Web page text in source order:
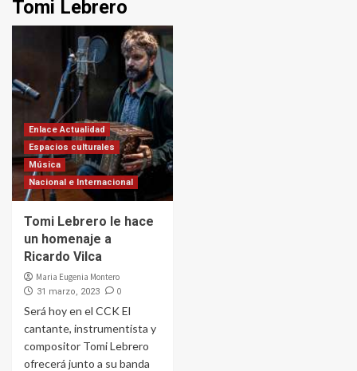
Tomi Lebrero
Enlace Actualidad
Espacios culturales
Música
Nacional e Internacional
Tomi Lebrero le hace
un homenaje a
Ricardo Vilca
Maria Eugenia Montero
31 marzo, 2023 0
Será hoy en el CCK El
cantante, instrumentista y
compositor Tomi Lebrero
ofrecerá junto a su banda